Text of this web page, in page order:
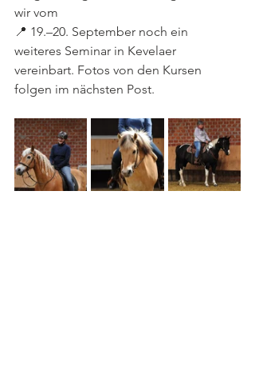
wir vom
📍 19.–20. September noch ein
weiteres Seminar in Kevelaer
vereinbart. Fotos von den Kursen
folgen im nächsten Post.